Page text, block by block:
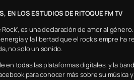
EN LOS ESTUDIOS DE RITOQUE FM TV
es una declaración de amor al
y la libertad que el rock siempre ha
no solo un sonido.
en todas las plataformas digitales, y la
para conocer más sobre su música